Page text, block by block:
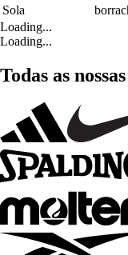
Sola
Loading...
Loading...
Todas as